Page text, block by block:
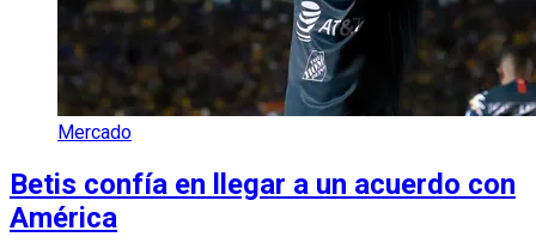
Mercado
Betis confía en llegar a un acuerdo con
América